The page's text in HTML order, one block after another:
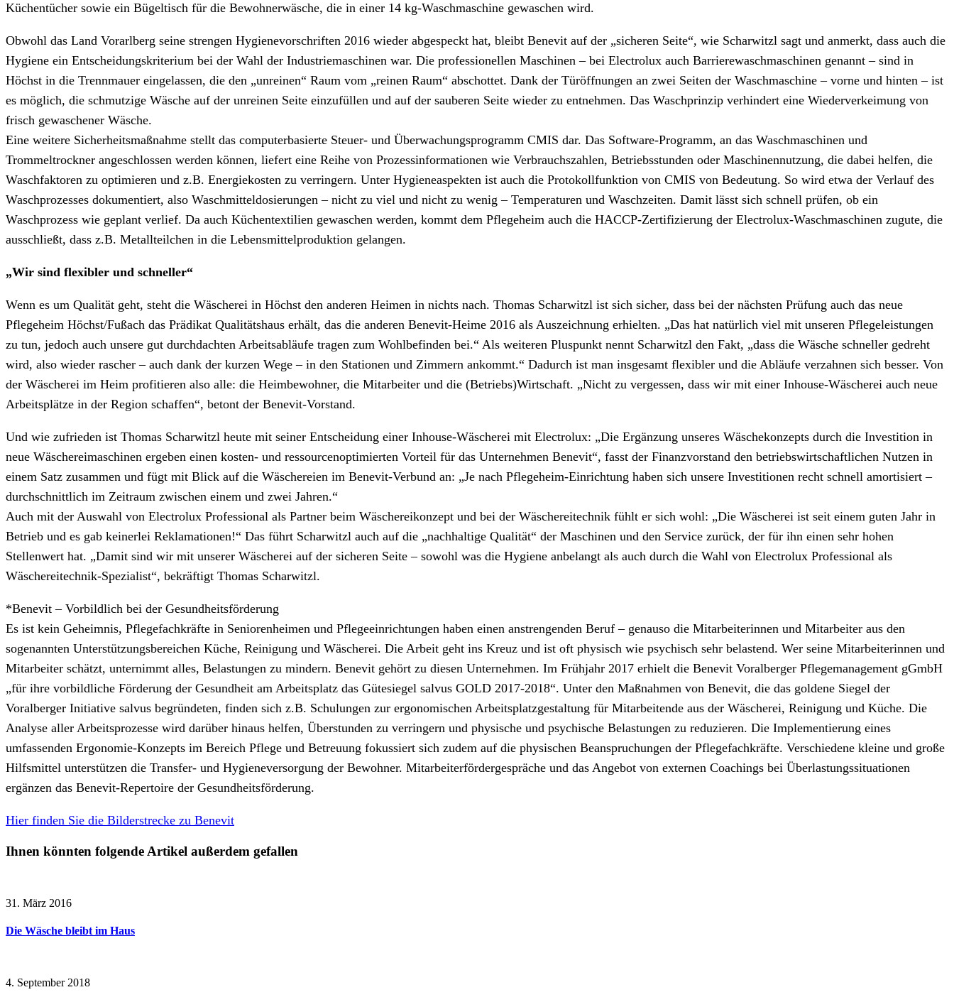
Küchentücher sowie ein Bügeltisch für die Bewohnerwäsche, die in einer 14 kg-Waschmaschine gewaschen wird.
Obwohl das Land Vorarlberg seine strengen Hygienevorschriften 2016 wieder abgespeckt hat, bleibt Benevit auf der „sicheren Seite“, wie Scharwitzl sagt und anmerkt, dass auch die
Hygiene ein Entscheidungskriterium bei der Wahl der Industriemaschinen war. Die professionellen Maschinen – bei Electrolux auch Barrierewaschmaschinen genannt – sind in
Höchst in die Trennmauer eingelassen, die den „unreinen“ Raum vom „reinen Raum“ abschottet. Dank der Türöffnungen an zwei Seiten der Waschmaschine – vorne und hinten – ist
es möglich, die schmutzige Wäsche auf der unreinen Seite einzufüllen und auf der sauberen Seite wieder zu entnehmen. Das Waschprinzip verhindert eine Wiederverkeimung von
frisch gewaschener Wäsche.
Eine weitere Sicherheitsmaßnahme stellt das computerbasierte Steuer- und Überwachungsprogramm CMIS dar. Das Software-Programm, an das Waschmaschinen und
Trommeltrockner angeschlossen werden können, liefert eine Reihe von Prozessinformationen wie Verbrauchszahlen, Betriebsstunden oder Maschinennutzung, die dabei helfen, die
Waschfaktoren zu optimieren und z.B. Energiekosten zu verringern. Unter Hygieneaspekten ist auch die Protokollfunktion von CMIS von Bedeutung. So wird etwa der Verlauf des
Waschprozesses dokumentiert, also Waschmitteldosierungen – nicht zu viel und nicht zu wenig – Temperaturen und Waschzeiten. Damit lässt sich schnell prüfen, ob ein
Waschprozess wie geplant verlief. Da auch Küchentextilien gewaschen werden, kommt dem Pflegeheim auch die HACCP-Zertifizierung der Electrolux-Waschmaschinen zugute, die
ausschließt, dass z.B. Metallteilchen in die Lebensmittelproduktion gelangen.
„Wir sind flexibler und schneller“
Wenn es um Qualität geht, steht die Wäscherei in Höchst den anderen Heimen in nichts nach. Thomas Scharwitzl ist sich sicher, dass bei der nächsten Prüfung auch das neue
Pflegeheim Höchst/Fußach das Prädikat Qualitätshaus erhält, das die anderen Benevit-Heime 2016 als Auszeichnung erhielten. „Das hat natürlich viel mit unseren Pflegeleistungen
zu tun, jedoch auch unsere gut durchdachten Arbeitsabläufe tragen zum Wohlbefinden bei.“ Als weiteren Pluspunkt nennt Scharwitzl den Fakt, „dass die Wäsche schneller gedreht
wird, also wieder rascher – auch dank der kurzen Wege – in den Stationen und Zimmern ankommt.“ Dadurch ist man insgesamt flexibler und die Abläufe verzahnen sich besser. Von
der Wäscherei im Heim profitieren also alle: die Heimbewohner, die Mitarbeiter und die (Betriebs)Wirtschaft. „Nicht zu vergessen, dass wir mit einer Inhouse-Wäscherei auch neue
Arbeitsplätze in der Region schaffen“, betont der Benevit-Vorstand.
Und wie zufrieden ist Thomas Scharwitzl heute mit seiner Entscheidung einer Inhouse-Wäscherei mit Electrolux: „Die Ergänzung unseres Wäschekonzepts durch die Investition in
neue Wäschereimaschinen ergeben einen kosten- und ressourcenoptimierten Vorteil für das Unternehmen Benevit“, fasst der Finanzvorstand den betriebswirtschaftlichen Nutzen in
einem Satz zusammen und fügt mit Blick auf die Wäschereien im Benevit-Verbund an: „Je nach Pflegeheim-Einrichtung haben sich unsere Investitionen recht schnell amortisiert –
durchschnittlich im Zeitraum zwischen einem und zwei Jahren.“
Auch mit der Auswahl von Electrolux Professional als Partner beim Wäschereikonzept und bei der Wäschereitechnik fühlt er sich wohl: „Die Wäscherei ist seit einem guten Jahr in
Betrieb und es gab keinerlei Reklamationen!“ Das führt Scharwitzl auch auf die „nachhaltige Qualität“ der Maschinen und den Service zurück, der für ihn einen sehr hohen
Stellenwert hat. „Damit sind wir mit unserer Wäscherei auf der sicheren Seite – sowohl was die Hygiene anbelangt als auch durch die Wahl von Electrolux Professional als
Wäschereitechnik-Spezialist“, bekräftigt Thomas Scharwitzl.
*Benevit – Vorbildlich bei der Gesundheitsförderung
Es ist kein Geheimnis, Pflegefachkräfte in Seniorenheimen und Pflegeeinrichtungen haben einen anstrengenden Beruf – genauso die Mitarbeiterinnen und Mitarbeiter aus den
sogenannten Unterstützungsbereichen Küche, Reinigung und Wäscherei. Die Arbeit geht ins Kreuz und ist oft physisch wie psychisch sehr belastend. Wer seine Mitarbeiterinnen und
Mitarbeiter schätzt, unternimmt alles, Belastungen zu mindern. Benevit gehört zu diesen Unternehmen. Im Frühjahr 2017 erhielt die Benevit Voralberger Pflegemanagement gGmbH
„für ihre vorbildliche Förderung der Gesundheit am Arbeitsplatz das Gütesiegel salvus GOLD 2017-2018“. Unter den Maßnahmen von Benevit, die das goldene Siegel der
Voralberger Initiative salvus begründeten, finden sich z.B. Schulungen zur ergonomischen Arbeitsplatzgestaltung für Mitarbeitende aus der Wäscherei, Reinigung und Küche. Die
Analyse aller Arbeitsprozesse wird darüber hinaus helfen, Überstunden zu verringern und physische und psychische Belastungen zu reduzieren. Die Implementierung eines
umfassenden Ergonomie-Konzepts im Bereich Pflege und Betreuung fokussiert sich zudem auf die physischen Beanspruchungen der Pflegefachkräfte. Verschiedene kleine und große
Hilfsmittel unterstützen die Transfer- und Hygieneversorgung der Bewohner. Mitarbeiterfördergespräche und das Angebot von externen Coachings bei Überlastungssituationen
ergänzen das Benevit-Repertoire der Gesundheitsförderung.
Hier finden Sie die Bilderstrecke zu Benevit
Ihnen könnten folgende Artikel außerdem gefallen
31. März 2016
Die Wäsche bleibt im Haus
4. September 2018